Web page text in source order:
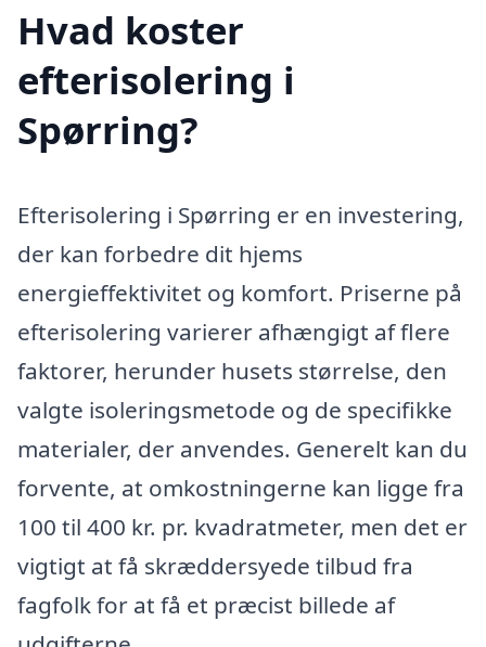
Hvad koster
efterisolering i
Spørring?
Efterisolering i Spørring er en investering,
der kan forbedre dit hjems
energieffektivitet og komfort. Priserne på
efterisolering varierer afhængigt af flere
faktorer, herunder husets størrelse, den
valgte isoleringsmetode og de specifikke
materialer, der anvendes. Generelt kan du
forvente, at omkostningerne kan ligge fra
100 til 400 kr. pr. kvadratmeter, men det er
vigtigt at få skræddersyede tilbud fra
fagfolk for at få et præcist billede af